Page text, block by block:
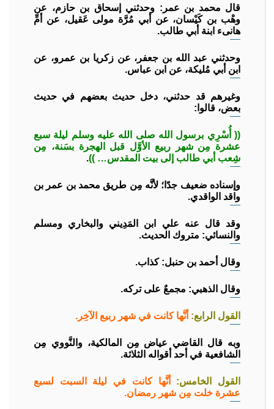
قال محمد بن عمر: وحدثني إسحاق بن حازم، عن
وهْب بن كَيْسان، عن أبي مُرَّة مولى عَقيل، عن أمِّ
هانىء ابنة أبي طالب.
وحدثني عبد الله بن جعفر، عن زكريا بن عمرو، عن
ابن أبي مُليكة، عن ابن عباس.
وغيرهم قد حدثني، دخل حديث بعضهم في حديث
بعض، قالوا:
(( أُسْرِي برسول الله صلى الله عليه وسلم ليلة سبع
عشرة مِن شهر ربيع الأوَّل قبل الهجرة بسَنة، مِن
شِعب أبي طالب إلى بيت المقدس… )).
وإسناده ضعيف جدًا؛ لأنَّه مِن طريق محمد بن عمر بن
واقد الواقدي.
وقد قال عنه علي ابن المَدِيني والبخاري ومسلم
والنسائي: متروك الحديث.
وقال أحمد بن حنبل: كذاب.
وقال الذهبي: مجمعٌ على تركه.
القول الرابع: أنَّها كانت في شهر ربيع الآخِر.
وبه قال القاضي عياض مِن المالكية، والنَّووي مِن
الشافعية في أحد أقواله الثلاثة.
القول الخامس: أنَّها كانت في ليلة السبت لسبع
عشرة خلت مِن شهر رمضان.